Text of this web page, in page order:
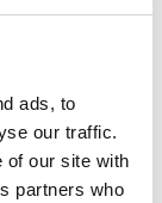
ads, to
our traffic.
of our site with
partners who